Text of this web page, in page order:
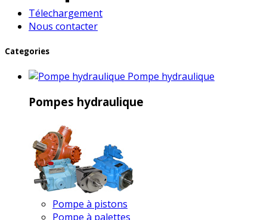
Télechargement
Nous contacter
Categories
Pompe hydraulique
Pompes hydraulique
Pompe à pistons
Pompe à palettes